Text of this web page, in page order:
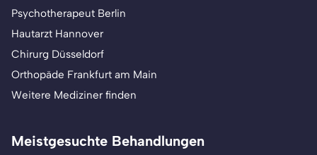
Psychotherapeut Berlin
Hautarzt Hannover
Chirurg Düsseldorf
Orthopäde Frankfurt am Main
Weitere Mediziner finden
Meistgesuchte Behandlungen